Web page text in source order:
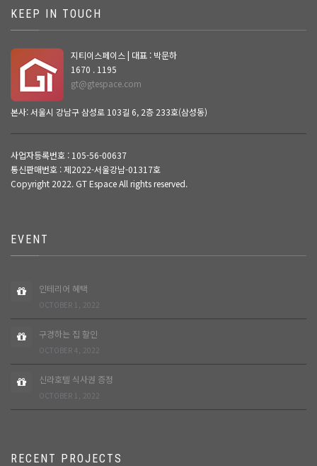
KEEP IN TOUCH
지티이스페이스 | 대표 : 박문하
1670 . 1195
gt@gtespace.com
본사: 서울시 강남구 삼성로 103길 6, 2층 233호(삼성동)
사업자등록번호 : 105-56-00637
통신판매번호 : 제2022-서울강남-01317호
Copyright 2022. GT Espace All rights reserved.
EVENT
인테리어 혜택
OCTOBER 1, 2022
구경하는 집 할인
OCTOBER 4, 2022
신라호텔 식사권 증정
OCTOBER 1, 2022
RECENT PROJECTS